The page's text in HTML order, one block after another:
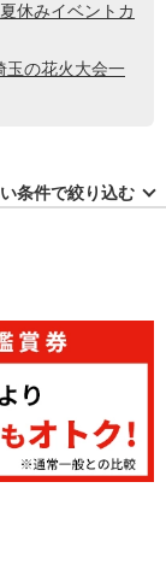
休みイベントカ
玉の花火大会一
条件で絞り込む